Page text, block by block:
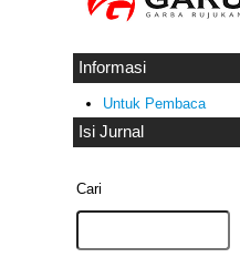
Informasi
Untuk Pembaca
Isi Jurnal
Cari